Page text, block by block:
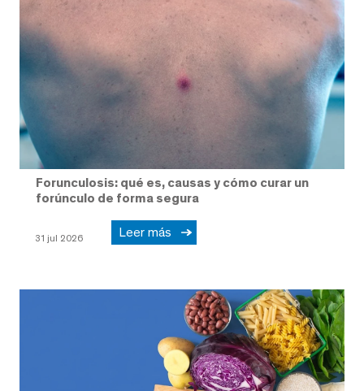
Forunculosis: qué es, causas y cómo curar un
forúnculo de forma segura
31 jul 2026 Leer más